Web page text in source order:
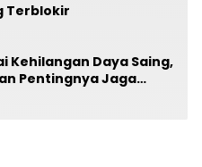
Terblokir
Kehilangan Daya Saing,
Pentingnya Jaga
Indonesia